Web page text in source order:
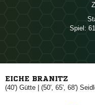
Spiel:
EICHE BRANITZ
(40')  | (50', 65', 68')